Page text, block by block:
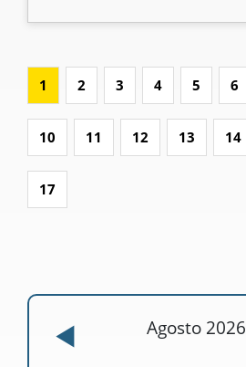
1 2 3 4 5 6
10 11 12 13 14
17
Agosto 2026